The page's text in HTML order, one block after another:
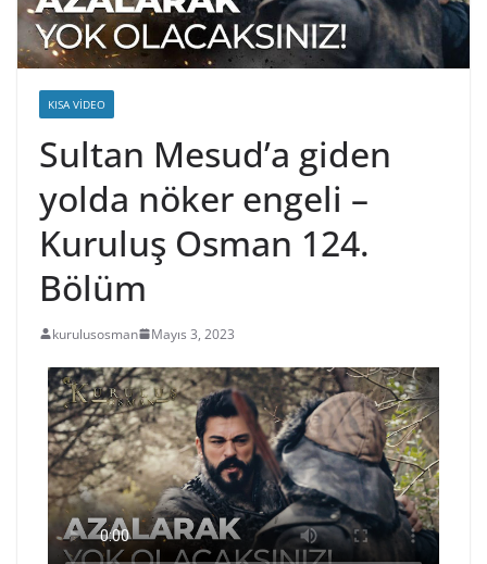
KISA VIDEO
Sultan Mesud’a giden
yolda nöker engeli –
Kuruluş Osman 124.
Bölüm
kurulusosman Mayıs 3, 2023